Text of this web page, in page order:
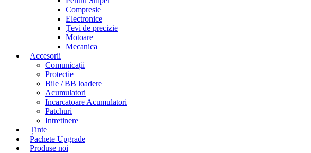
Compresie
Electronice
Țevi de precizie
Motoare
Mecanica
Accesorii
Comunicații
Protectie
Bile / BB loadere
Acumulatori
Incarcatoare Acumulatori
Patchuri
Intretinere
Ținte
Pachete Upgrade
Produse noi